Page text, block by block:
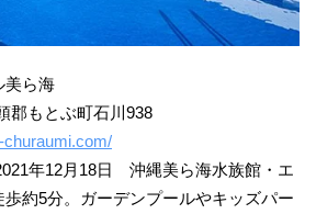
美ら海
郡もとぶ町石川938
churaumi.com/
年12月18日 沖縄美ら海水族館・エ
歩約5分。ガーデンプールやキッズパー